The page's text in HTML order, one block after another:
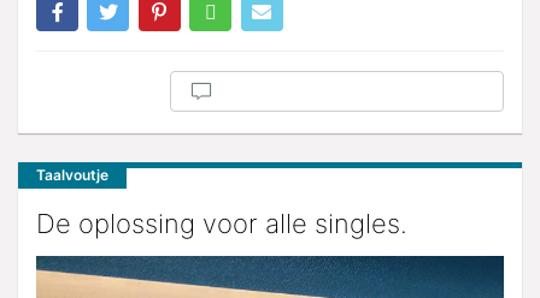
Taalvoutje
De oplossing voor alle singles.